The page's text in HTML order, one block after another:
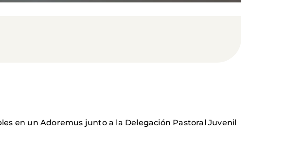
en un Adoremus junto a la Delegación Pastoral Juvenil